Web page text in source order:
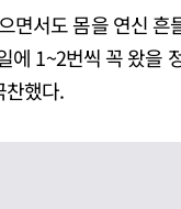
면서도 몸을 연신 흔
에 1~2번씩 꼭 왔을
했다.